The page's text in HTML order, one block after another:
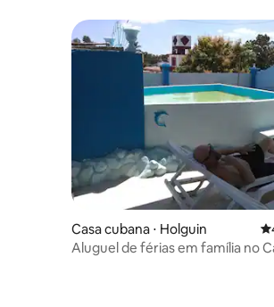
Casa cubana ⋅ Holguin
Aluguel de férias em família no